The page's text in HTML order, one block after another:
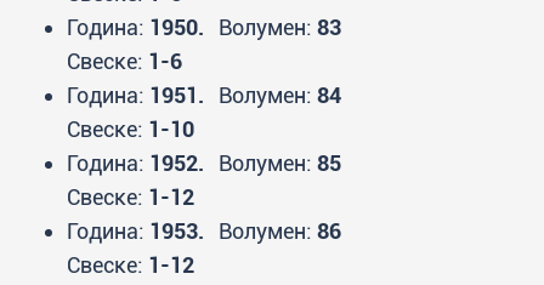
Година: 1950. Волумен: 83
Свеске: 1-6
Година: 1951. Волумен: 84
Свеске: 1-10
Година: 1952. Волумен: 85
Свеске: 1-12
Година: 1953. Волумен: 86
Свеске: 1-12